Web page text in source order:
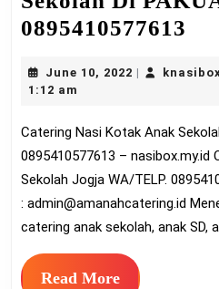
0895410577613
Di
June 10, 2022 June
1:12 am
Catering Nasi Kotak Anak Sekolah Di PAKUALAMAN
0895410577613 – nasibox.my.id
Sekolah Jogja WA/TELP.
: admin@amanahcatering.id
catering anak sekolah, anak SD,
Read MoreRead